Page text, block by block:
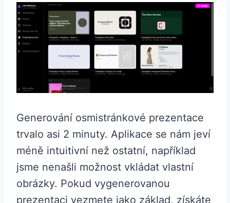
Generování osmistránkové prezentace
trvalo asi 2 minuty. Aplikace se nám jeví
méně intuitivní než ostatní, například
jsme nenašli možnost vkládat vlastní
obrázky. Pokud vygenerovanou
prezentaci vezmete jako základ, získáte